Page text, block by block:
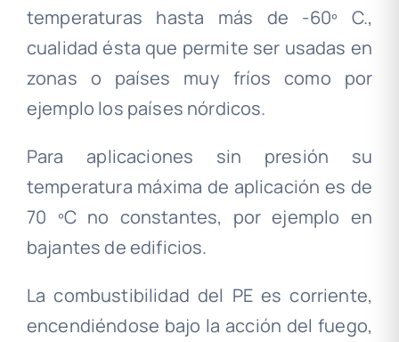
temperaturas hasta más de -60º C.,
cualidad ésta que permite ser usadas en
zonas o países muy fríos como por
ejemplo los países nórdicos.
Para aplicaciones sin presión su
temperatura máxima de aplicación es de
70 ºC no constantes, por ejemplo en
bajantes de edificios.
La combustibilidad del PE es corriente,
encendiéndose bajo la acción del fuego,